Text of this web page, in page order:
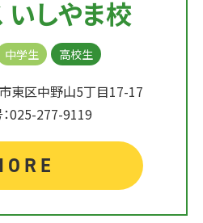
いしやま校
中学生 高校生
東区中野山5丁目17-17
025-277-9119